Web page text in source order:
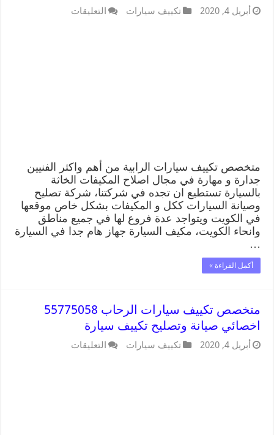
أبريل 4, 2020 تكييف سيارات التعليقات
متخصص تكييف سيارات الرابية من أهم واكثر الفنيين
جدارة و مهارة في مجال اصلاح المكيفات الخاثة
بالسيارة تستطيع ان تجده في شركتنا، شركة تصليح
وصيانة السيارات ككل و المكيفات بشكل خاص موقعها
في الكويت ويتواجد عدة فروع لها في جميع مناطق
وانحاء الكويت، مكيف السيارة جهاز هام جدا في السيارة
…
أكمل القراءة »
متخصص تكييف سيارات الرحاب 55775058
اخصائي صيانة وتصليح تكييف سيارة
أبريل 4, 2020 تكييف سيارات التعليقات